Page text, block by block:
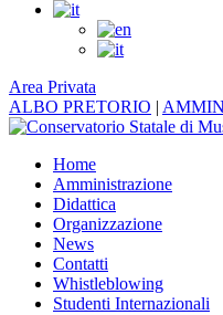
Area Privata
ALBO PRETORIO |
Home
Amministrazione
Didattica
Organizzazione
News
Contatti
Whistleblowing
Studenti Internazionali